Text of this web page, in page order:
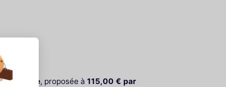
classique, proposée à 115,00 € par